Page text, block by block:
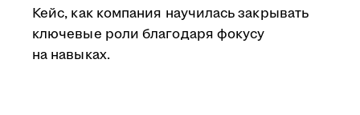
Кейс, как компания научилась закрывать
ключевые роли благодаря фокусу
на навыках.